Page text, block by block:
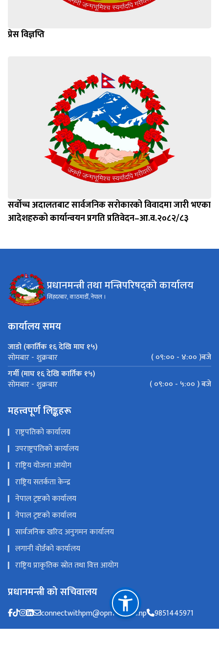
प्रेस विज्ञप्ति
सर्वोच्च अदालतबाट सार्वजनिक सरोकारको विवादमा जारी भएका
आदेशहरुको कार्यान्वयन प्रगति प्रतिवेदन–आ.व.२०८२/८३
प्रधानमन्त्री तथा मन्त्रिपरिषद्को कार्यालय
सिंहदरबार, काठमाडौँ, नेपाल ।
कार्यालय समय
जाडो (कार्तिक १६ देखि माघ १५)
सोमबार - शुक्रबार
( ०९:०० - ४:०० )बजे
गर्मी (माघ १६ देखि कार्तिक १५)
सोमबार - शुक्रबार ( ०९:०० - ५:०० ) बजे
महत्त्वपूर्ण लिङ्कहरू
राष्ट्रपतिको कार्यालय
उपराष्ट्रपतिको कार्यालय
राष्ट्रिय योजना आयोग
राष्ट्रिय सतर्कता केन्द्र
नेपाल ट्रष्टको कार्यालय
नेपाल ट्रष्टको कार्यालय
सार्वजनिक खरिद अनुगमन कार्यालय
लगानी वोर्डको कार्यालय
राष्ट्रिय प्राकृतिक स्रोत तथा वित्त आयोग
प्रधानमन्त्री को सचिवालय
connectwithpm@opmcm.gov.np 9851445971